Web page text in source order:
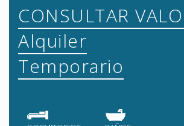
CONSULTAR
Alquiler
Temporario